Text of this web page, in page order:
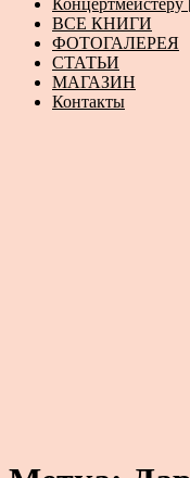
ВСЕ КНИГИ
ФОТОГАЛЕРЕЯ
СТАТЬИ
МАГАЗИН
Контакты